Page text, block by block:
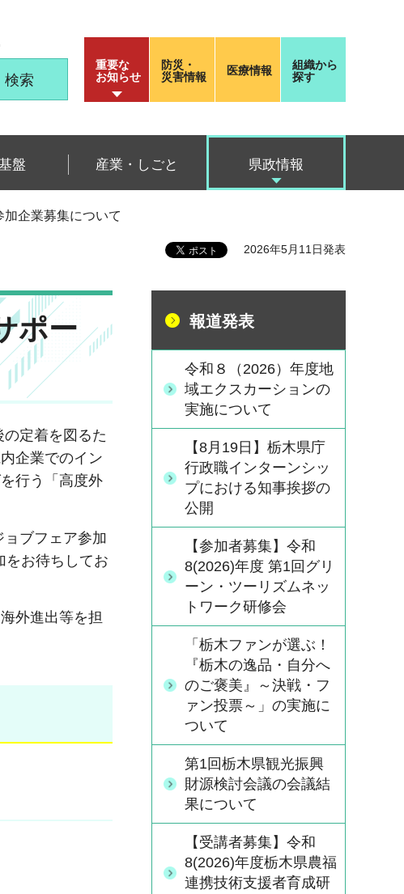
重要な
お知らせ
防災・
災害情報
医療情報
組織から
探す
盤 産業・しごと 県政情報
企業募集について
2026年5月11日発表
ポー
定着を図るた
企業でのイン
行う「高度外
ブフェア参加
をお待ちしてお
外進出等を担
報道発表
令和８（2026）年度地
域エクスカーションの
実施について
【8月19日】栃木県庁
行政職インターンシッ
プにおける知事挨拶の
公開
【参加者募集】令和
8(2026)年度 第1回グリ
ーン・ツーリズムネッ
トワーク研修会
「栃木ファンが選ぶ！
『栃木の逸品・自分へ
のご褒美』～決戦・フ
ァン投票～」の実施に
ついて
第1回栃木県観光振興
財源検討会議の会議結
果について
【受講者募集】令和
8(2026)年度栃木県農福
連携技術支援者育成研